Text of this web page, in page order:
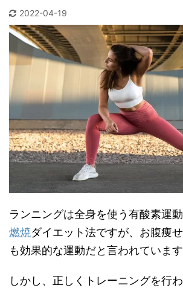
2022-04-19
ランニングは全身を使う有酸素運
燃焼ダイエット法ですが、お腹痩
も効果的な運動だと言われています
しかし、正しくトレーニングを行